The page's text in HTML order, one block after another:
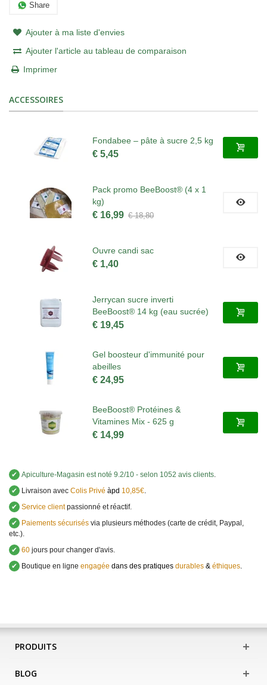
Share
Ajouter à ma liste d'envies
Ajouter l'article au tableau de comparaison
Imprimer
ACCESSOIRES
Fondabee – pâte à sucre 2,5 kg
€ 5,45
Pack promo BeeBoost® (4 x 1
kg)
€ 16,99 € 18,80
Ouvre candi sac
€ 1,40
Jerrycan sucre inverti
BeeBoost® 14 kg (eau sucrée)
€ 19,45
Gel boosteur d'immunité pour
abeilles
€ 24,95
BeeBoost® Protéines &
Vitamines Mix - 625 g
€ 14,99
✔ Apiculture-Magasin est noté 9.2/10 - selon 1052 avis clients
✔
Livraison avec Colis Privé àpd 10,85€
✔ Service clientpassionné et réactif.
✔
Paiements sécurisés via plusieurs méthodes (carte de crédit, Paypal,
etc.).
✔ 60 jours pour changer d'avis.
✔
Boutique en ligne engagée dans des pratiques durables & éthiques
PRODUITS
BLOG